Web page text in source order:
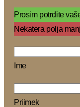
Prosim potrdite
Nekatera polja
Ime
Priimek